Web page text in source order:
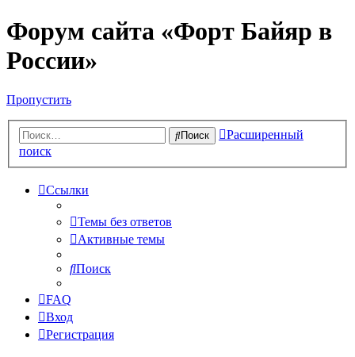
Форум сайта «Форт Байяр в
России»
Пропустить
Поиск
Расширенный
поиск
Ссылки
Темы без ответов
Активные темы
Поиск
FAQ
Вход
Регистрация